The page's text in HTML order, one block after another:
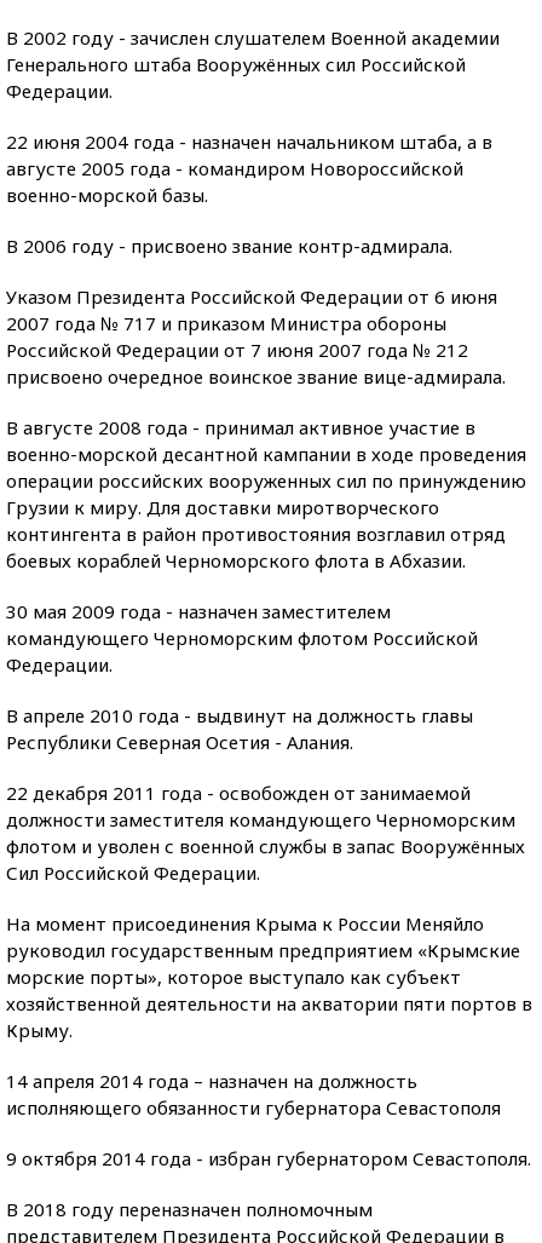
В 2002 году - зачислен слушателем Военной академии
Генерального штаба Вооружённых сил Российской
Федерации.
22 июня 2004 года - назначен начальником штаба, а в
августе 2005 года - командиром Новороссийской
военно-морской базы.
В 2006 году - присвоено звание контр-адмирала.
Указом Президента Российской Федерации от 6 июня
2007 года № 717 и приказом Министра обороны
Российской Федерации от 7 июня 2007 года № 212
присвоено очередное воинское звание вице-адмирала.
В августе 2008 года - принимал активное участие в
военно-морской десантной кампании в ходе проведения
операции российских вооруженных сил по принуждению
Грузии к миру. Для доставки миротворческого
контингента в район противостояния возглавил отряд
боевых кораблей Черноморского флота в Абхазии.
30 мая 2009 года - назначен заместителем
командующего Черноморским флотом Российской
Федерации.
В апреле 2010 года - выдвинут на должность главы
Республики Северная Осетия - Алания.
22 декабря 2011 года - освобожден от занимаемой
должности заместителя командующего Черноморским
флотом и уволен с военной службы в запас Вооружённых
Сил Российской Федерации.
На момент присоединения Крыма к России Меняйло
руководил государственным предприятием «Крымские
морские порты», которое выступало как субъект
хозяйственной деятельности на акватории пяти портов в
Крыму.
14 апреля 2014 года – назначен на должность
исполняющего обязанности губернатора Севастополя
9 октября 2014 года - избран губернатором Севастополя.
В 2018 году переназначен полномочным
представителем Президента Российской Федерации в